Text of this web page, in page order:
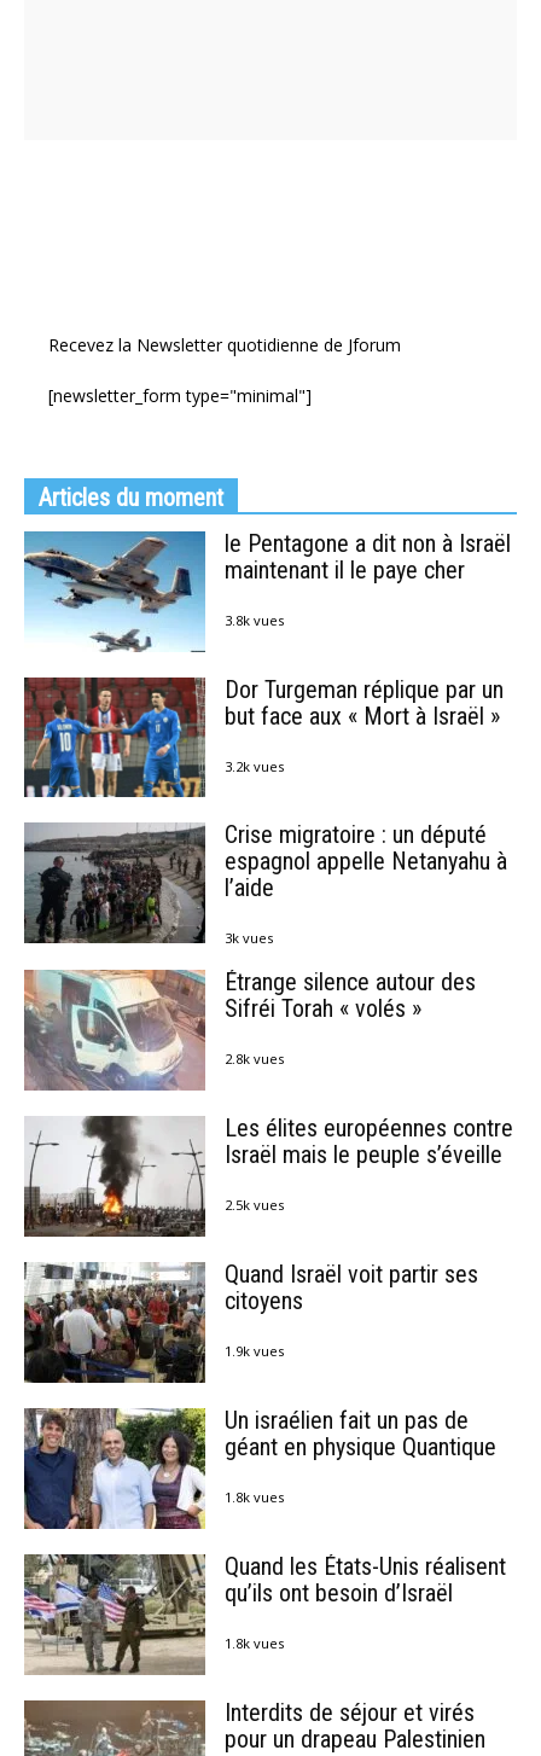
Recevez la Newsletter quotidienne de Jforum
[newsletter_form type="minimal"]
Articles du moment
le Pentagone a dit non à Israël
maintenant il le paye cher
3.8k vues
Dor Turgeman réplique par un
but face aux « Mort à Israël »
3.2k vues
Crise migratoire : un député
espagnol appelle Netanyahu à
l’aide
3k vues
Étrange silence autour des
Sifréi Torah « volés »
2.8k vues
Les élites européennes contre
Israël mais le peuple s’éveille
2.5k vues
Quand Israël voit partir ses
citoyens
1.9k vues
Un israélien fait un pas de
géant en physique Quantique
1.8k vues
Quand les États-Unis réalisent
qu’ils ont besoin d’Israël
1.8k vues
Interdits de séjour et virés
pour un drapeau Palestinien